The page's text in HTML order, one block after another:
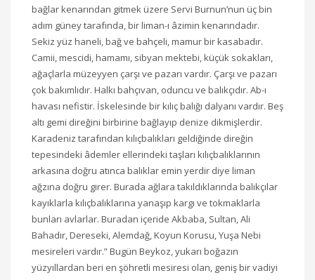
bağlar kenarından gitmek üzere Servi Burnun’nun üç bin
adım güney tarafında, bir liman-ı âzimin kenarındadır.
Sekiz yüz haneli, bağ ve bahçeli, mamur bir kasabadır.
Camii, mescidi, hamamı, sibyan mektebi, küçük sokakları,
ağaçlarla müzeyyen çarşı ve pazarı vardır. Çarşı ve pazarı
çok bakımlıdır. Halkı bahçıvan, oduncu ve balıkçıdır. Ab-ı
havası nefistir. İskelesinde bir kılıç balığı dalyanı vardır. Beş
altı gemi direğini birbirine bağlayıp denize dikmişlerdir.
Karadeniz tarafından kılıçbalıkları geldiğinde direğin
tepesindeki âdemler ellerindeki taşları kılıçbalıklarının
arkasına doğru atınca balıklar emin yerdir diye liman
ağzına doğru girer. Burada ağlara takıldıklarında balıkçılar
kayıklarla kılıçbalıklarına yanaşıp kargı ve tokmaklarla
bunları avlarlar. Buradan içeride Akbaba, Sultan, Ali
Bahadır, Dereseki, Alemdağ, Koyun Korusu, Yuşa Nebi
mesireleri vardır.” Bugün Beykoz, yukarı boğazın
yüzyıllardan beri en şöhretli mesiresi olan, geniş bir vadiyi